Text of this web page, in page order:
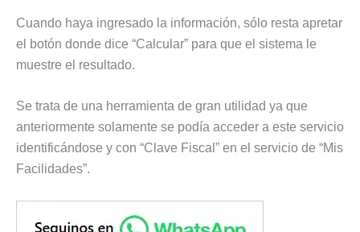
Cuando haya ingresado la información, sólo resta apretar
el botón donde dice “Calcular” para que el sistema le
muestre el resultado.
Se trata de una herramienta de gran utilidad ya que
anteriormente solamente se podía acceder a este servicio
identificándose y con “Clave Fiscal” en el servicio de “Mis
Facilidades”.